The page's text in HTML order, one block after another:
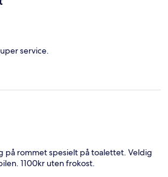
service.
på rommet spesielt på toalettet. Veldig
1100kr uten frokost.